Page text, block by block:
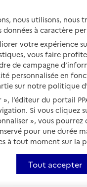
d'accueil temporaire
son logement
avec une
un handicap
à domicile
nous utilisons, nous
à caractère
votre expérience
vous faire
de campagne
personnalisée en
sur notre politique
l’éditeur du portail
Si vous cliquez
», vous
pour une durée
tout moment sur la
Tout accepter